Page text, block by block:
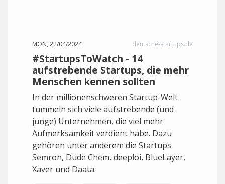
MON, 22/04/2024 deutsche-startups.de
#StartupsToWatch - 14
aufstrebende Startups, die mehr
Menschen kennen sollten
In der millionenschweren Startup-Welt
tummeln sich viele aufstrebende (und
junge) Unternehmen, die viel mehr
Aufmerksamkeit verdient habe. Dazu
gehören unter anderem die Startups
Semron, Dude Chem, deeploi, BlueLayer,
Xaver und Daata.